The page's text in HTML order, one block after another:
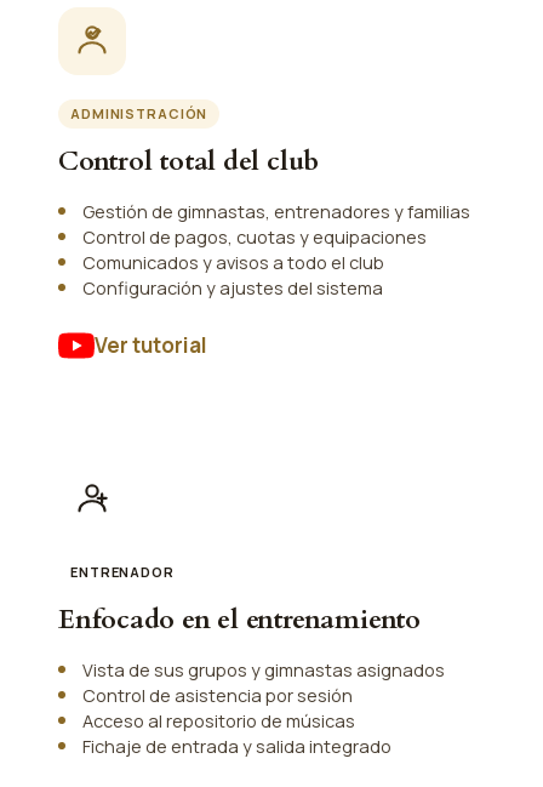
ADMINISTRACIÓN
Control total del club
Gestión de gimnastas, entrenadores y familias
Control de pagos, cuotas y equipaciones
Comunicados y avisos a todo el club
Configuración y ajustes del sistema
Ver tutorial
ENTRENADOR
Enfocado en el entrenamiento
Vista de sus grupos y gimnastas asignados
Control de asistencia por sesión
Acceso al repositorio de músicas
Fichaje de entrada y salida integrado